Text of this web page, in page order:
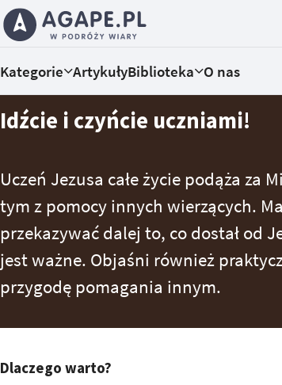
Kategorie ArtykułyBiblioteka O nas
Idźcie i czyńcie uczniami!
Uczeń Jezusa całe życie podąża za
tym z pomocy innych wierzących.
przekazywać dalej to, co dostał od
jest ważne. Objaśni również
przygodę pomagania innym.
Dlaczego warto?